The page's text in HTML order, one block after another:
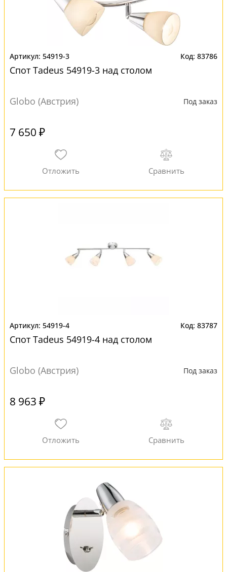
54919-3 83786
Спот Tadeus 54919-3 над столом
Globo (Австрия) Под заказ
7 650 ₽
54919-4 83787
Спот Tadeus 54919-4 над столом
Globo (Австрия) Под заказ
8 963 ₽